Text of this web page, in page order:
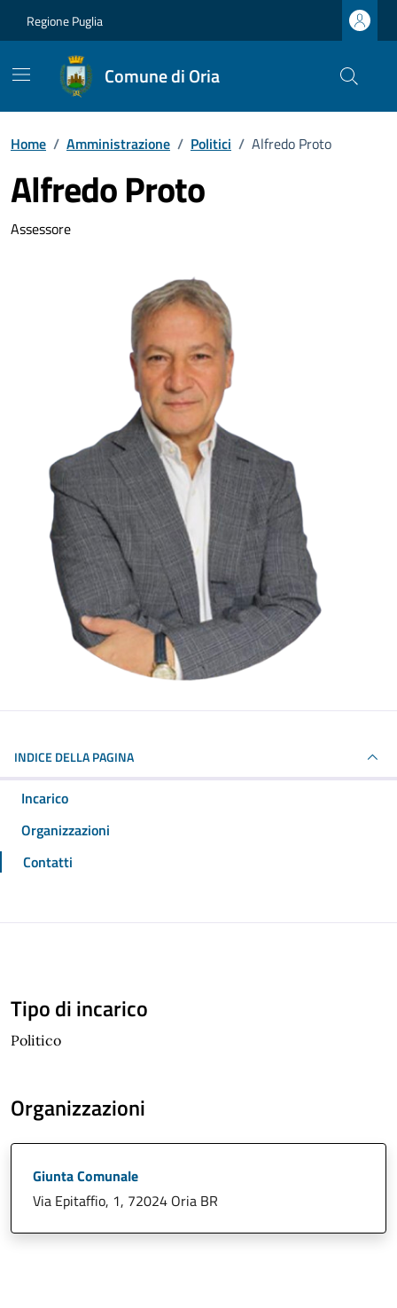
Regione Puglia
Comune di Oria
Home / Amministrazione / Politici / Alfredo Proto
Alfredo Proto
Dettagli della persona
Assessore
INDICE DELLA PAGINA
Incarico
Organizzazioni
Contatti
Tipo di incarico
Politico
Organizzazioni
Giunta Comunale
Via Epitaffio, 1, 72024 Oria BR